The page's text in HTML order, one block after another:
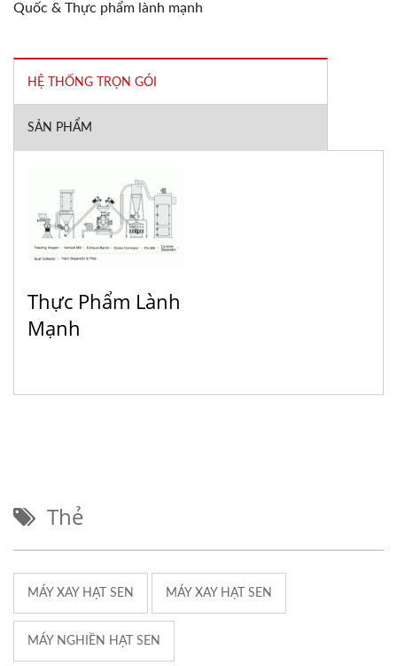
Quốc & Thực phẩm lành mạnh
HỆ THỐNG TRỌN GÓI
SẢN PHẨM
Thực Phẩm Lành
Mạnh
Thẻ
MÁY XAY HẠT SEN MÁY XAY HẠT SEN
MÁY NGHIỀN HẠT SEN